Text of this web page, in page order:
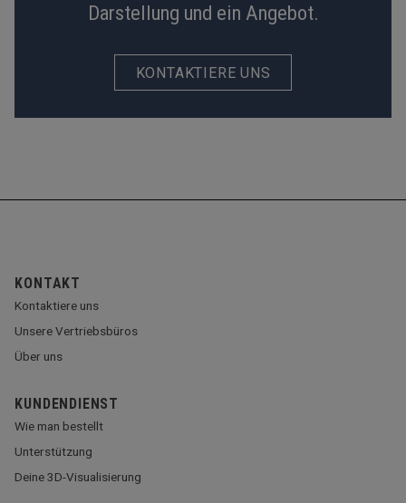
Darstellung und ein Angebot.
KONTAKTIERE UNS
KONTAKT
Kontaktiere uns
Unsere Vertriebsbüros
Über uns
KUNDENDIENST
Wie man bestellt
Unterstützung
Deine 3D-Visualisierung